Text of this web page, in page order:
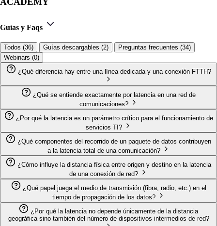
Guías y Faqs
Todos (36) Guías descargables (2)
Preguntas frecuentes (34)
Webinars (0)
¿Qué diferencia hay entre una línea dedicada y una conexión FTTH?
¿Qué se entiende exactamente por latencia en una red de
comunicaciones?
¿Por qué la latencia es un parámetro crítico para el funcionamiento de
servicios TI?
¿Qué componentes del recorrido de un paquete de datos contribuyen
a la latencia total de una comunicación?
¿Cómo influye la distancia física entre origen y destino en la latencia
de una conexión de red?
¿Qué papel juega el medio de transmisión (fibra, radio, etc.) en el
tiempo de propagación de los datos?
¿Por qué la latencia no depende únicamente de la distancia
geográfica sino también del número de dispositivos intermedios de red?